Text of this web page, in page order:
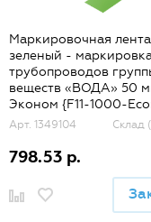
Маркировочная
зеленый -
трубопроводов
веществ «ВОДА» 50
Эконом {F11-1000-
Арт. 1349104 Склад
798.53 р.